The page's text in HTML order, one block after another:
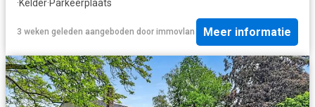
·Kelder·Parkeerplaats
3 weken geleden aangeboden door immovlan Meer informatie